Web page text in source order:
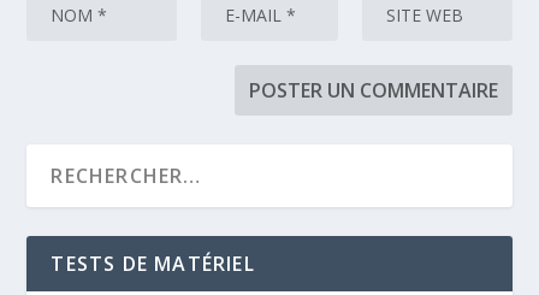
TESTS DE MATÉRIEL